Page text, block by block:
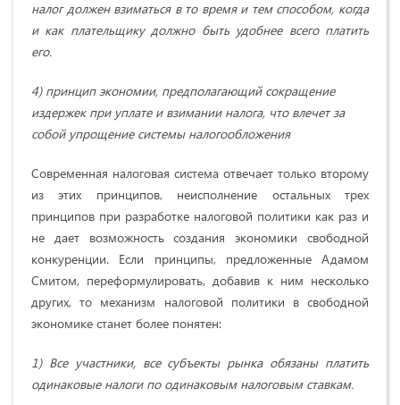
налог должен взиматься в то время и тем способом, когда
и как плательщику должно быть удобнее всего платить
его.
4) принцип экономии, предполагающий сокращение
издержек при уплате и взимании налога, что влечет за
собой упрощение системы налогообложения
Современная налоговая система отвечает только второму
из этих принципов, неисполнение остальных трех
принципов при разработке налоговой политики как раз и
не дает возможность создания экономики свободной
конкуренции. Если принципы, предложенные Адамом
Смитом, переформулировать, добавив к ним несколько
других, то механизм налоговой политики в свободной
экономике станет более понятен:
1) Все участники, все субъекты рынка обязаны платить
одинаковые налоги по одинаковым налоговым ставкам.